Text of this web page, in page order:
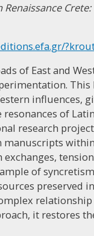
Renaissance
of East and
of
research
manuscripts
of
preserved
it restores